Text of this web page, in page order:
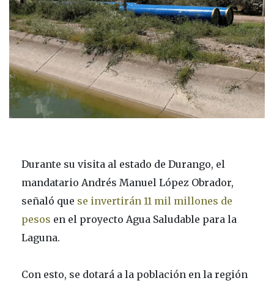
Durante su visita al estado de Durango, el
mandatario Andrés Manuel López Obrador,
señaló que se invertirán 11 mil millones de
pesos en el proyecto Agua Saludable para la
Laguna.
Con esto, se dotará a la población en la región